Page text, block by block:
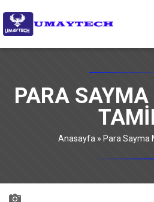
PARA
Anasayfa » Para Sayma